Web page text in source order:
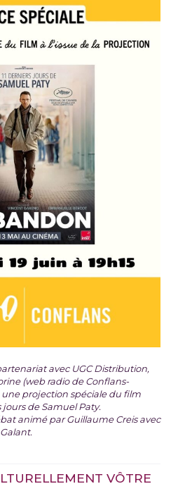
avec UGC Distribution,
(web radio de Conflans-
projection spéciale du film
jours de Samuel Paty.
animé par Guillaume Creis avec
VÔTRE